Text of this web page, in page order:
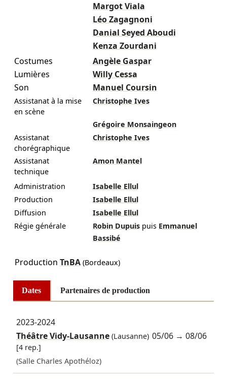
Margot Viala
Léo Zagagnoni
Danial Seyed Aboudi
Kenza Zourdani
Costumes
Angèle Gaspar
Lumières
Willy Cessa
Son
Manuel Coursin
Assistanat à la mise
en scène
Christophe Ives
Grégoire Monsaingeon
Assistanat
chorégraphique
Christophe Ives
Assistanat
technique
Amon Mantel
Administration
Isabelle Ellul
Production
Isabelle Ellul
Diffusion
Isabelle Ellul
Régie générale
Robin Dupuis puis Emmanuel
Bassibé
Production TnBA(Bordeaux)
Dates Partenaires de production
2023-2024
Théâtre Vidy-Lausanne(Lausanne) 05/06 →08/06
[4 rep.]
(Salle Charles Apothéloz)